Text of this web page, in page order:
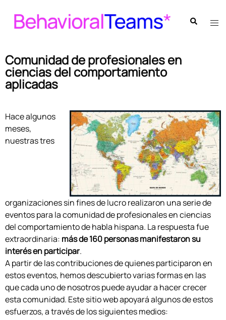
Comunidad de profesionales en
ciencias del comportamiento
aplicadas
Hace algunos
meses,
nuestras tres
organizaciones sin fines de lucro realizaron una serie de
eventos para la comunidad de profesionales en ciencias
del comportamiento de habla hispana. La respuesta fue
extraordinaria: más de 160 personas manifestaron su
interés en participar.
A partir de las contribuciones de quienes participaron en
estos eventos, hemos descubierto varias formas en las
que cada uno de nosotros puede ayudar a hacer crecer
esta comunidad. Este sitio web apoyará algunos de estos
esfuerzos, a través de los siguientes medios: